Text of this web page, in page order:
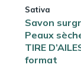
Sativa
Savon
Peaux
TIRE
format